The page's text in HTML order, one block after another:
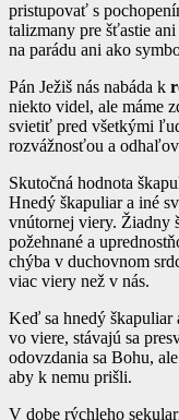
pristupovať s
talizmany pre šťastie
na parádu ani ako
Pán Ježiš nás nabáda k
niekto videl, ale máme
svietiť pred všetkými
rozvážnosťou a
Skutočná hodnota
Hnedý škapuliar a iné
vnútornej viery. Žiadny
požehnané a
chýba v duchovnom
viac viery než v nás.
Keď sa hnedý škapuliar
vo viere, stávajú sa
odovzdania sa Bohu,
aby k nemu prišli.
V dobe rýchleho